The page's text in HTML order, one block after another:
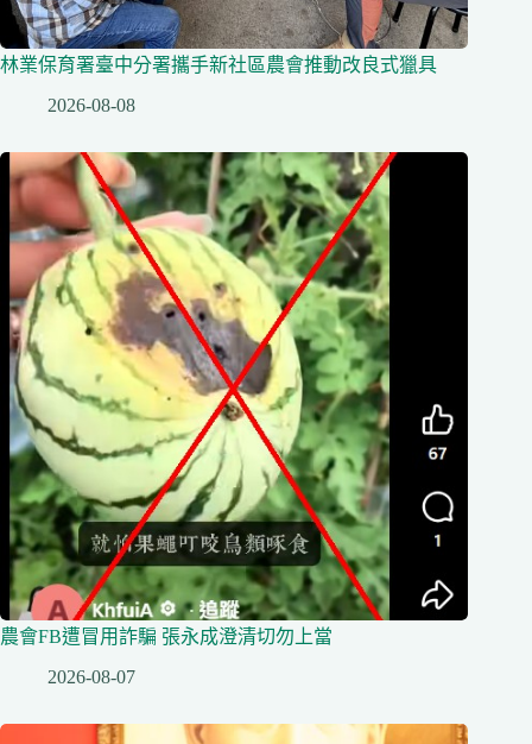
林業保育署臺中分署攜手新社區農會推動改良式獵具
2026-08-08
農會FB遭冒用詐騙 張永成澄清切勿上當
2026-08-07